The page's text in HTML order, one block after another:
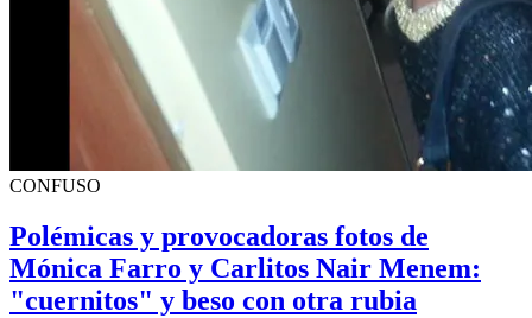
CONFUSO
Polémicas y provocadoras fotos de
Mónica Farro y Carlitos Nair Menem:
"cuernitos" y beso con otra rubia